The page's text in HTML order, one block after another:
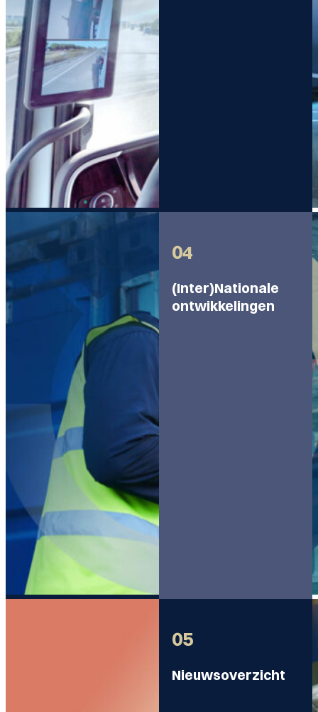
04
(Inter)Nationale
ontwikkelingen
05
Nieuwsoverzicht